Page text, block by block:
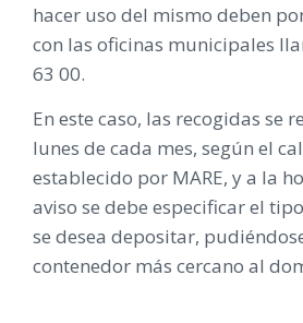
hacer uso del mismo deben
con las oficinas municipales
63 00.
En este caso, las recogidas se
lunes de cada mes, según el
establecido por MARE, y a la
aviso se debe especificar el
se desea depositar,
contenedor más cercano al